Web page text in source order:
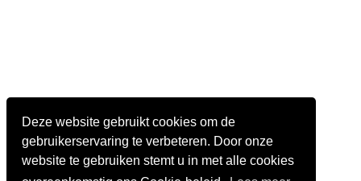
Deze website gebruikt cookies om de
gebruikerservaring te verbeteren. Door onze
website te gebruiken stemt u in met alle cookies